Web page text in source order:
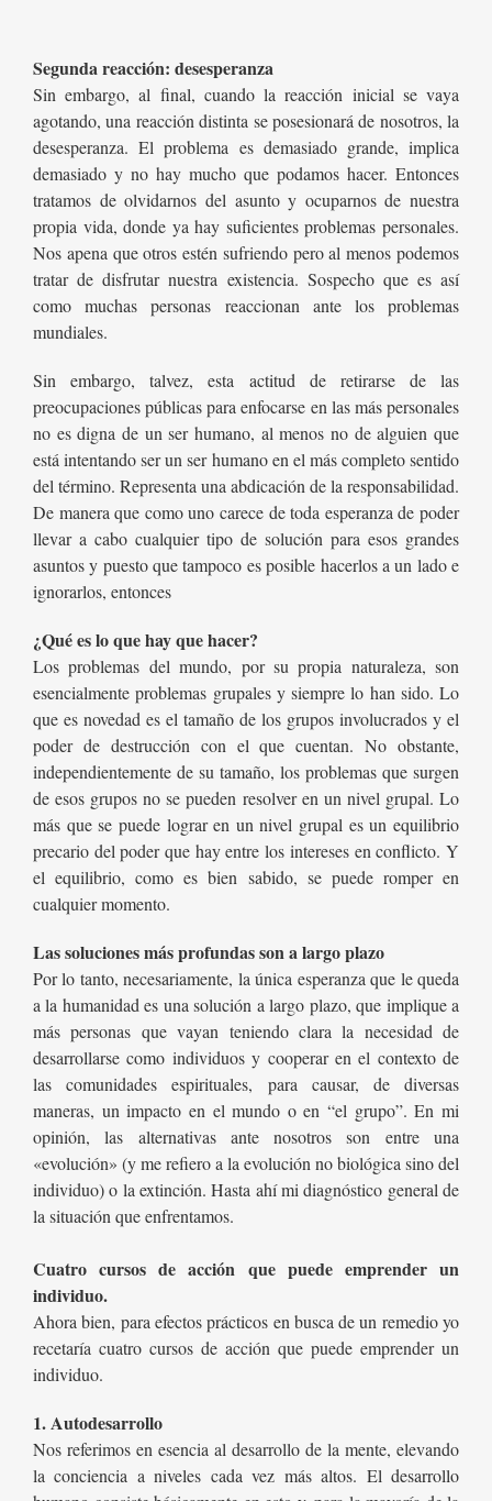
Segunda reacción: desesperanza
Sin embargo, al final, cuando la reacción inicial se vaya
agotando, una reacción distinta se posesionará de nosotros, la
desesperanza. El problema es demasiado grande, implica
demasiado y no hay mucho que podamos hacer. Entonces
tratamos de olvidarnos del asunto y ocuparnos de nuestra
propia vida, donde ya hay suficientes problemas personales.
Nos apena que otros estén sufriendo pero al menos podemos
tratar de disfrutar nuestra existencia. Sospecho que es así
como muchas personas reaccionan ante los problemas
mundiales.
Sin embargo, talvez, esta actitud de retirarse de las
preocupaciones públicas para enfocarse en las más personales
no es digna de un ser humano, al menos no de alguien que
está intentando ser un ser humano en el más completo sentido
del término. Representa una abdicación de la responsabilidad.
De manera que como uno carece de toda esperanza de poder
llevar a cabo cualquier tipo de solución para esos grandes
asuntos y puesto que tampoco es posible hacerlos a un lado e
ignorarlos, entonces
¿Qué es lo que hay que hacer?
Los problemas del mundo, por su propia naturaleza, son
esencialmente problemas grupales y siempre lo han sido. Lo
que es novedad es el tamaño de los grupos involucrados y el
poder de destrucción con el que cuentan. No obstante,
independientemente de su tamaño, los problemas que surgen
de esos grupos no se pueden resolver en un nivel grupal. Lo
más que se puede lograr en un nivel grupal es un equilibrio
precario del poder que hay entre los intereses en conflicto. Y
el equilibrio, como es bien sabido, se puede romper en
cualquier momento.
Las soluciones más profundas son a largo plazo
Por lo tanto, necesariamente, la única esperanza que le queda
a la humanidad es una solución a largo plazo, que implique a
más personas que vayan teniendo clara la necesidad de
desarrollarse como individuos y cooperar en el contexto de
las comunidades espirituales, para causar, de diversas
maneras, un impacto en el mundo o en “el grupo”. En mi
opinión, las alternativas ante nosotros son entre una
«evolución» (y me refiero a la evolución no biológica sino del
individuo) o la extinción. Hasta ahí mi diagnóstico general de
la situación que enfrentamos.
Cuatro cursos de acción que puede emprender un
individuo.
Ahora bien, para efectos prácticos en busca de un remedio yo
recetaría cuatro cursos de acción que puede emprender un
individuo.
1. Autodesarrollo
Nos referimos en esencia al desarrollo de la mente, elevando
la conciencia a niveles cada vez más altos. El desarrollo